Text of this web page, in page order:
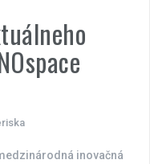
inovačná